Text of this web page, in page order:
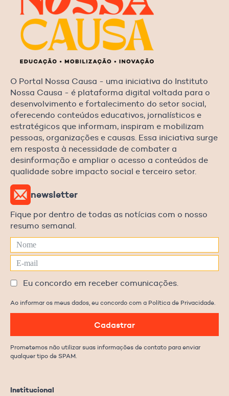
O Portal Nossa Causa - uma iniciativa do Instituto
Nossa Causa - é plataforma digital voltada para o
desenvolvimento e fortalecimento do setor social,
oferecendo conteúdos educativos, jornalísticos e
estratégicos que informam, inspiram e mobilizam
pessoas, organizações e causas. Essa iniciativa surge
em resposta à necessidade de combater a
desinformação e ampliar o acesso a conteúdos de
qualidade sobre impacto social e terceiro setor.
Institucional
newsletter
Fique por dentro de todas as notícias com o nosso
resumo semanal.
Eu concordo em receber comunicações.
Ao informar os meus dados, eu concordo com a Política de Privacidade.
Cadastrar
Prometemos não utilizar suas informações de contato para enviar
qualquer tipo de SPAM.